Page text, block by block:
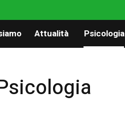
Attualità Psicologia